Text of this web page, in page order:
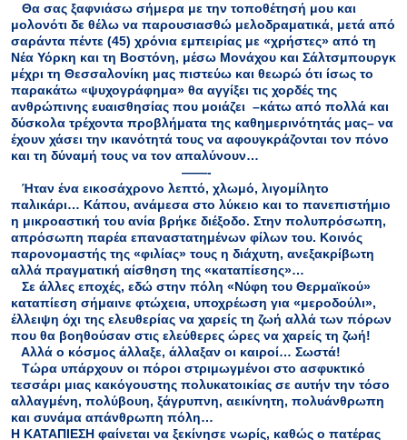
Θα σας ξαφνιάσω σήμερα με την τοποθέτησή μου και
μολονότι δε θέλω να παρουσιασθώ μελοδραματικά, μετά από
σαράντα πέντε (45) χρόνια εμπειρίας με «χρήστες» από τη
Νέα Υόρκη και τη Βοστόνη, μέσω Μονάχου και Σάλτσμπουργκ
μέχρι τη Θεσσαλονίκη μας πιστεύω και θεωρώ ότι ίσως το
παρακάτω «ψυχογράφημα» θα αγγίξει τις χορδές της
ανθρώπινης ευαισθησίας που μοιάζει –κάτω από πολλά και
δύσκολα τρέχοντα προβλήματα της καθημερινότητάς μας– να
έχουν χάσει την ικανότητά τους να αφουγκράζονται τον πόνο
και τη δύναμή τους να τον απαλύνουν…
——-
Ήταν ένα εικοσάχρονο λεπτό, χλωμό, λιγομίλητο
παλικάρι… Κάπου, ανάμεσα στο λύκειο και το πανεπιστήμιο
η μικροαστική του ανία βρήκε διέξοδο. Στην πολυπρόσωπη,
απρόσωπη παρέα επαναστατημένων φίλων του. Κοινός
παρονομαστής της «φιλίας» τους η διάχυτη, ανεξακρίβωτη
αλλά πραγματική αίσθηση της «καταπίεσης»…
Σε άλλες εποχές, εδώ στην πόλη «Νύφη του Θερμαϊκού»
καταπίεση σήμαινε φτώχεια, υποχρέωση για «μεροδούλι»,
έλλειψη όχι της ελευθερίας να χαρείς τη ζωή αλλά των πόρων
που θα βοηθούσαν στις ελεύθερες ώρες να χαρείς τη ζωή!
Αλλά ο κόσμος άλλαξε, άλλαξαν οι καιροί… Σωστά!
Τώρα υπάρχουν οι πόροι στριμωγμένοι στο ασφυκτικό
τεσσάρι μιας κακόγουστης πολυκατοικίας σε αυτήν την τόσο
αλλαγμένη, πολύβουη, ξάγρυπνη, αεικίνητη, πολυάνθρωπη
και συνάμα απάνθρωπη πόλη…
Η ΚΑΤΑΠΙΕΣΗ φαίνεται να ξεκίνησε νωρίς, καθώς ο πατέρας